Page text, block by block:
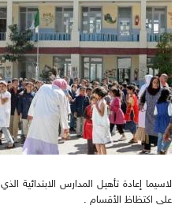
على اكتظاظ الأقسام .